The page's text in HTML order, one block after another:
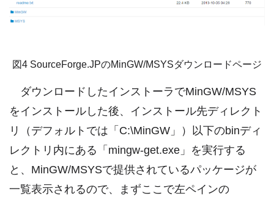
図4 SourceForge.JPのMinGW/MSYSダウンロードページ
ダウンロードしたインストーラでMinGW/MSYS
をインストールした後、インストール先ディレクト
リ（デフォルトでは「C:\MinGW」）以下のbinディ
レクトリ内にある「mingw-get.exe」を実行する
と、MinGW/MSYSで提供されているパッケージが
一覧表示されるので、まずここで左ペインの